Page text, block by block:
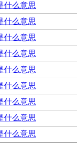
什么意思
什么意思
什么意思
什么意思
什么意思
什么意思
什么意思
什么意思
什么意思